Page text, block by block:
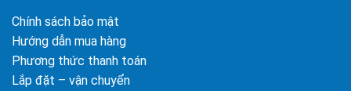
Chính sách bảo mật
Hướng dẫn mua hàng
Phương thức thanh toán
Lắp đặt – vận chuyển